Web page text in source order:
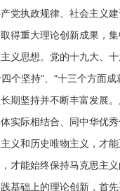
党执政规律、社会主义
得重大理论创新成果，
义思想。党的十九大、
四个坚持”、“十三个方面
期坚持并不断丰富发展
实际相结合、同中华优秀
义和历史唯物主义，才
才能始终保持马克思主
基础上的理论创新，首